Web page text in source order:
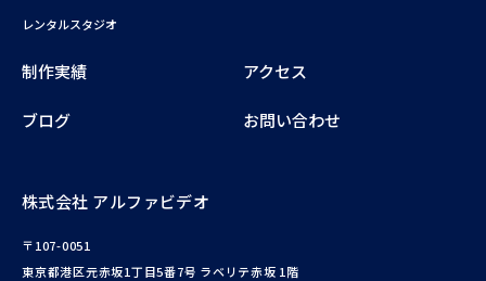
レンタルスタジオ
制作実績 アクセス
ブログ お問い合わせ
株式会社 アルファビデオ
〒107-0051
東京都港区元赤坂1丁目5番7号 ラベリテ赤坂 1階